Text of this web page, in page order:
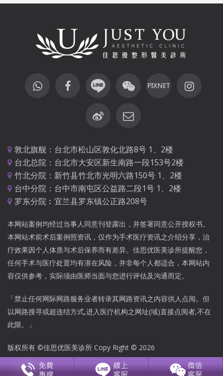
敦北旗舰：台北市松山区敦化北路8号 1、2楼
台北总院：台北市大安区新生南路一段153号2楼
竹北分院：新竹县竹北市光明六路150号 1、2楼
台中分院：台中市南屯区公益路二段1号 1、2楼
罗东分院︰宜兰县罗东镇公正路208号
本网站案例均经过当事人同意刊登露出，并签署同意公开授权书。
本网站术前术后案例照资讯，仅作为手术医疗资讯之介绍分享，治
疗效果因个人体质与术后保养而有差异。佳思优医美诊所提醒您，
任何手术与医疗处置均有潜在风险，并非每个人都适合，本网站内
容仅供参考，实际须由医师当面与您进行评估及沟通而定。
「禁止任何网际网路服务业者转录其网路资讯之内容供人点阅。但
以网路搜寻或超连结方式,进入医疗机构之网址(域)直接点阅者,不在
此限。」
版权所有 ©佳思优医美诊所 Copy Right © 2026